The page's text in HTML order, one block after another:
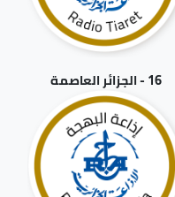
16 - الجزائر العاصمة